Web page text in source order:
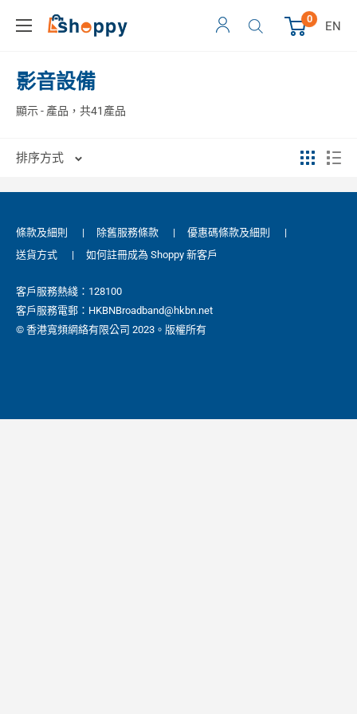
0
EN
影音設備
顯示 - 產品，共41產品
排序方式
條款及細則 | 除舊服務條款 | 優惠碼條款及細則
|
送貨方式
| 如何註冊成為 Shoppy 新客戶
客戶服務熱綫：128100
客戶服務電郵：HKBNBroadband@hkbn.net
© 香港寬頻網絡有限公司 2023。版權所有